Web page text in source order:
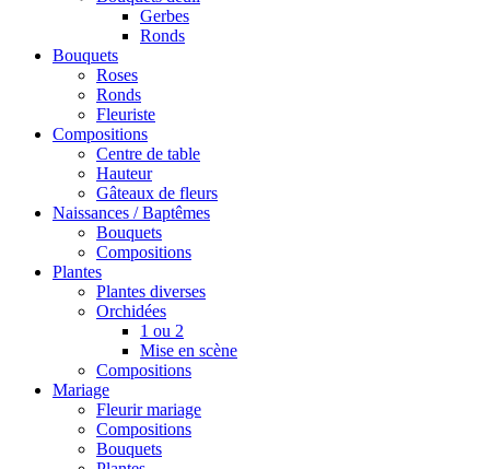
Gerbes
Ronds
Bouquets
Roses
Ronds
Fleuriste
Compositions
Centre de table
Hauteur
Gâteaux de fleurs
Naissances / Baptêmes
Bouquets
Compositions
Plantes
Plantes diverses
Orchidées
1 ou 2
Mise en scène
Compositions
Mariage
Fleurir mariage
Compositions
Bouquets